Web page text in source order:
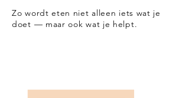
Zo wordt eten niet alleen iets wat je
doet — maar ook wat je helpt.